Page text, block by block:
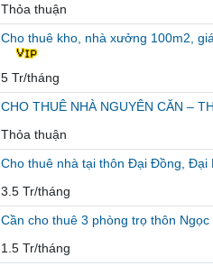
Thỏa thuận
Cho thuê kho, nhà xưởng 100m2,
5 Tr/tháng
CHO THUÊ NHÀ NGUYÊN CĂN –
Thỏa thuận
Cho thuê nhà tại thôn Đại Đồng, Đại
3.5 Tr/tháng
Cần cho thuê 3 phòng trọ thôn
1.5 Tr/tháng